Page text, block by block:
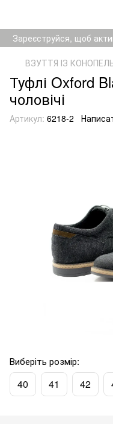
Зареєструйся, щоб
ВЗУТТЯ ІЗ
Туфлі Oxford
чоловічі
Артикул: 6218-2
Виберіть розмір:
40 41 42